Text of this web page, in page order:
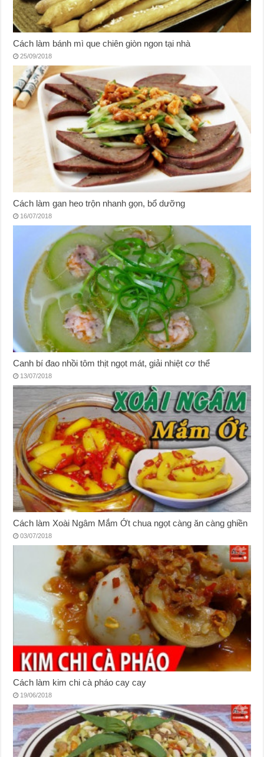
Cách làm bánh mì que chiên giòn ngon tại nhà
25/09/2018
Cách làm gan heo trộn nhanh gọn, bổ dưỡng
16/07/2018
Canh bí đao nhồi tôm thịt ngọt mát, giải nhiệt cơ thể
13/07/2018
Cách làm Xoài Ngâm Mắm Ớt chua ngọt càng ăn càng ghiền
03/07/2018
Cách làm kim chi cà pháo cay cay
19/06/2018